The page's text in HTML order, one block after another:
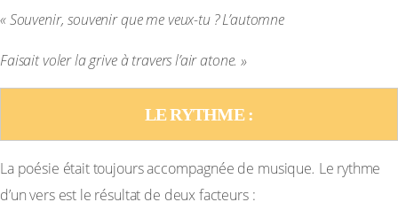
« Souvenir, souvenir que me veux-tu ? L’automne
Faisait voler la grive à travers l’air atone. »
LE RYTHME :
La poésie était toujours accompagnée de musique. Le rythme
d’un vers est le résultat de deux facteurs :